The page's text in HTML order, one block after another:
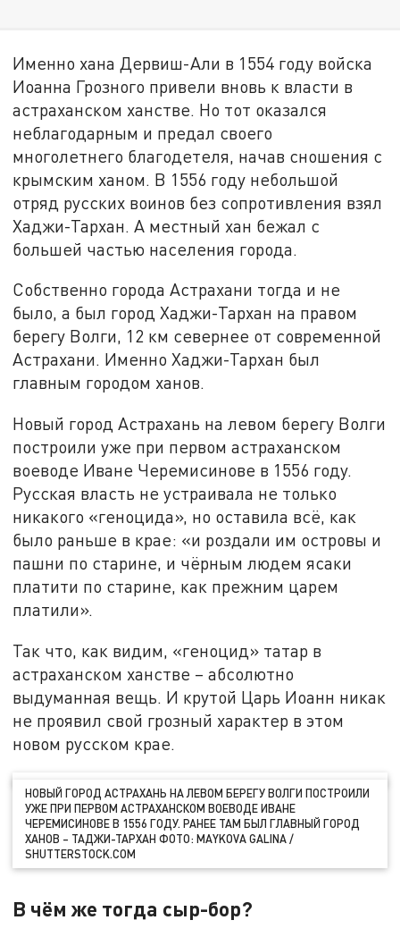
Именно хана Дервиш-Али в 1554 году войска
Иоанна Грозного привели вновь к власти в
астраханском ханстве. Но тот оказался
неблагодарным и предал своего
многолетнего благодетеля, начав сношения с
крымским ханом. В 1556 году небольшой
отряд русских воинов без сопротивления взял
Хаджи-Тархан. А местный хан бежал с
большей частью населения города.
Собственно города Астрахани тогда и не
было, а был город Хаджи-Тархан на правом
берегу Волги, 12 км севернее от современной
Астрахани. Именно Хаджи-Тархан был
главным городом ханов.
Новый город Астрахань на левом берегу Волги
построили уже при первом астраханском
воеводе Иване Черемисинове в 1556 году.
Русская власть не устраивала не только
никакого «геноцида», но оставила всё, как
было раньше в крае: «и роздали им островы и
пашни по старине, и чёрным людем ясаки
платити по старине, как прежним царем
платили».
Так что, как видим, «геноцид» татар в
астраханском ханстве – абсолютно
выдуманная вещь. И крутой Царь Иоанн никак
не проявил свой грозный характер в этом
новом русском крае.
НОВЫЙ ГОРОД АСТРАХАНЬ НА ЛЕВОМ БЕРЕГУ ВОЛГИ ПОСТРОИЛИ
УЖЕ ПРИ ПЕРВОМ АСТРАХАНСКОМ ВОЕВОДЕ ИВАНЕ
ЧЕРЕМИСИНОВЕ В 1556 ГОДУ. РАНЕЕ ТАМ БЫЛ ГЛАВНЫЙ ГОРОД
ХАНОВ – ТАДЖИ-ТАРХАН ФОТО: MAYKOVA GALINA /
SHUTTERSTOCK.COM
В чём же тогда сыр-бор?